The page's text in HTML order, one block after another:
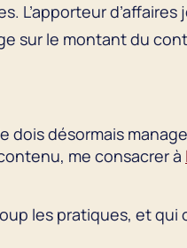
L’apporteur
sur le montant du
dois désormais
me consacrer à
les pratiques, et